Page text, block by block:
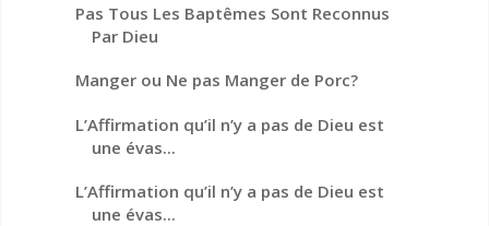
Pas Tous Les Baptêmes Sont Reconnus
Par Dieu
Manger ou Ne pas Manger de Porc?
L’Affirmation qu’il n’y a pas de Dieu est
une évas...
L’Affirmation qu’il n’y a pas de Dieu est
une évas...